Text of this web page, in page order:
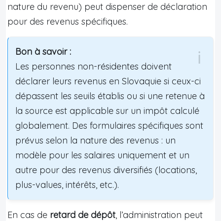
nature du revenu) peut dispenser de déclaration
pour des revenus spécifiques.
Bon à savoir :
Les personnes non-résidentes doivent
déclarer leurs revenus en Slovaquie si ceux-ci
dépassent les seuils établis ou si une retenue à
la source est applicable sur un impôt calculé
globalement. Des formulaires spécifiques sont
prévus selon la nature des revenus : un
modèle pour les salaires uniquement et un
autre pour des revenus diversifiés (locations,
plus-values, intérêts, etc.).
En cas de retard de dépôt, l’administration peut